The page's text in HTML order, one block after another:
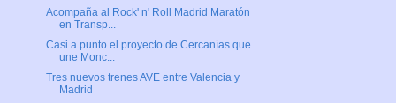
Acompaña al Rock' n' Roll Madrid Maratón
en Transp...
Casi a punto el proyecto de Cercanías que
une Monc...
Tres nuevos trenes AVE entre Valencia y
Madrid